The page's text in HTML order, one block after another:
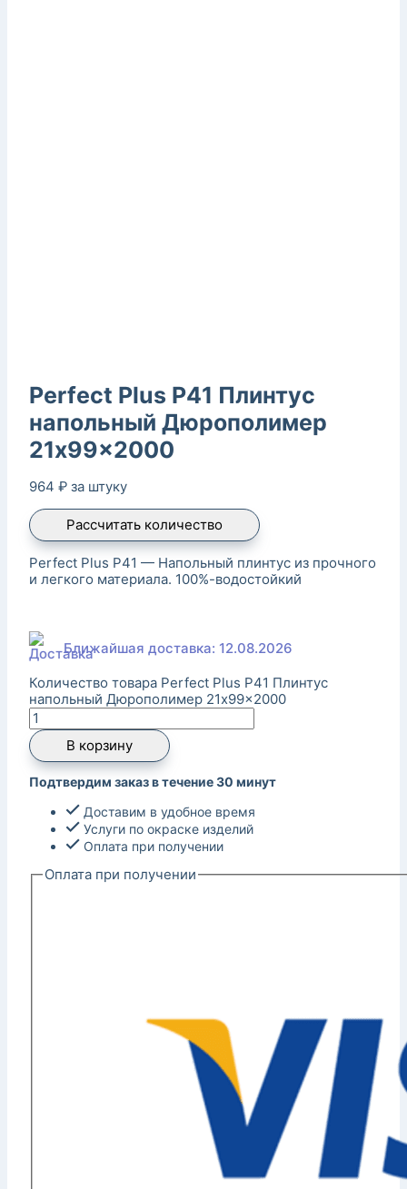
Perfect Plus P41 Плинтус
напольный Дюрополимер
21x99x2000
964 ₽ за штуку
Рассчитать количество
Perfect Plus P41 — Напольный плинтус из прочного
и легкого материала. 100%-водостойкий
Ближайшая доставка: 12.08.2026
Количество товара Perfect Plus P41 Плинтус
напольный Дюрополимер 21x99x2000
В корзину
Подтвердим заказ в течение 30 минут
Доставим в удобное время
Услуги по окраске изделий
Оплата при получении
Оплата при получении